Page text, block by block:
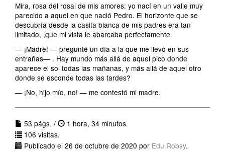
Mira, rosa del rosal de mis amores: yo nací en un valle muy
parecido a aquel en que nació Pedro. El horizonte que se
descubría desde la casita blanca de mis padres era tan
limitado, ,que mi vista le abarcaba perfectamente.
— ¡Madre! — pregunté un día a la que me llevó en sus
entrañas— . Hay mundo más allá de aquel pico donde
aparece el sol todas las mañanas, y más allá de aquel otro
donde se esconde todas las tardes?
— ¡No, hijo mío, no! — me contestó mi madre.
53 págs. /
1 hora, 34 minutos.
106 visitas.
Publicado el 26 de octubre de 2020 por Edu Robsy.